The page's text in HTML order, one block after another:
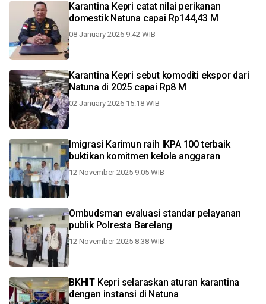
Karantina Kepri catat nilai perikanan
domestik Natuna capai Rp144,43 M
08 January 2026 9:42 WIB
Karantina Kepri sebut komoditi ekspor dari
Natuna di 2025 capai Rp8 M
02 January 2026 15:18 WIB
Imigrasi Karimun raih IKPA 100 terbaik
buktikan komitmen kelola anggaran
12 November 2025 9:05 WIB
Ombudsman evaluasi standar pelayanan
publik Polresta Barelang
12 November 2025 8:38 WIB
BKHIT Kepri selaraskan aturan karantina
dengan instansi di Natuna